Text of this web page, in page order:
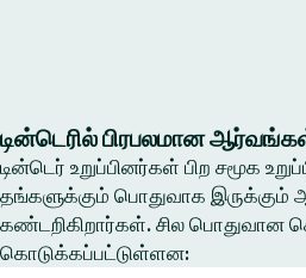
டின்டெரில் பிரபலமான
டின்டெர் உறுப்பினர்கள் பிற சமூக
தங்களுக்கும் பொதுவாக
கண்டறிகிறார்கள். சில பொதுவான
கொடுக்கப்பட்டுள்ளன: